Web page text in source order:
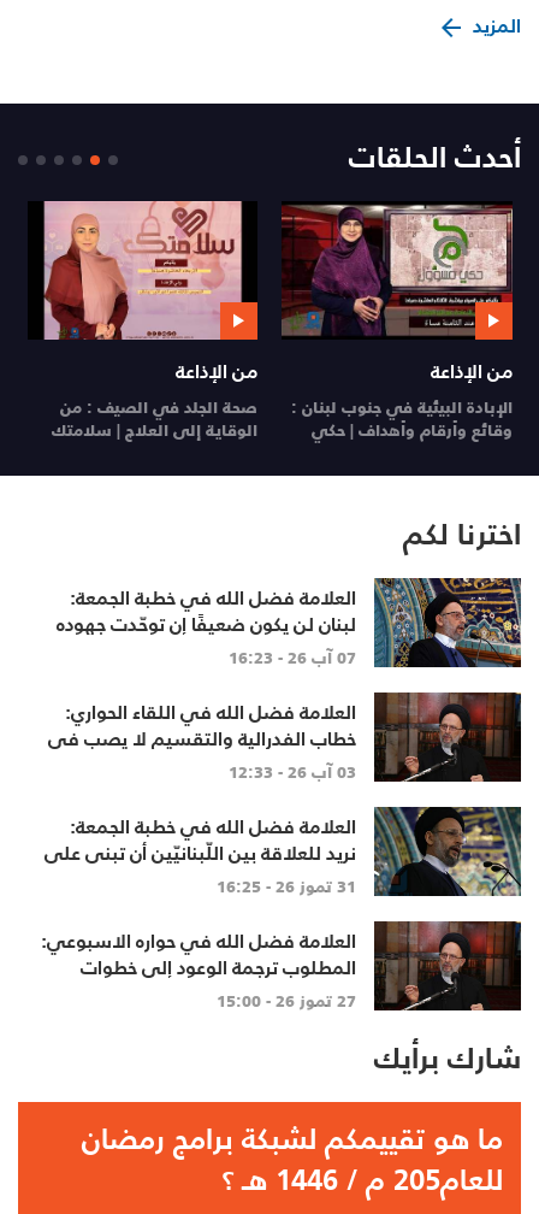
المزيد
أحدث الحلقات
من الإذاعة
الإبادة البيئية في جنوب لبنان :
وقائع وأرقام وأهداف | حكي
مسؤول
من الإذاعة
صحة الجلد في الصيف : من
الوقاية إلى العلاج | سلامتك
اخترنا لكم
العلامة فضل الله في خطبة الجمعة:
لبنان لن يكون ضعيفًا إن توحّدت جهوده
وخرج الجميع من حساباتهم الخاصّة
07 آب 26 - 16:23
العلامة فضل الله في اللقاء الحواري:
خطاب الفدرالية والتقسيم لا يصب في
مصلحة أحد
03 آب 26 - 12:33
العلامة فضل الله في خطبة الجمعة:
نريد للعلاقة بين اللّبنانيّين أن تبنى على
الاحترام المتبادل، والانتماء الوطنيّ
الجامع
31 تموز 26 - 16:25
العلامة فضل الله في حواره الاسبوعي:
المطلوب ترجمة الوعود إلى خطوات
تنهي الاحتلال وتعيد الأهالي وتطلق
الاعمار
27 تموز 26 - 15:00
شارك برأيك
ما هو تقييمكم لشبكة برامج رمضان
للعام205 م / 1446 هـ ؟